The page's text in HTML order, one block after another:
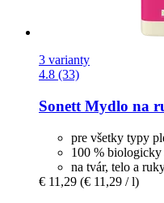
3 varianty
4.8 (33)
Sonett Mydlo na
pre všetky typy
100 %
na tvár, telo a
€ 11,29 (€ 11,29 / l)